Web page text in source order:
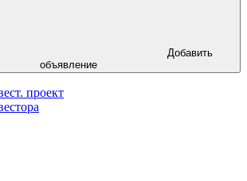
Добавить
объявление
проект